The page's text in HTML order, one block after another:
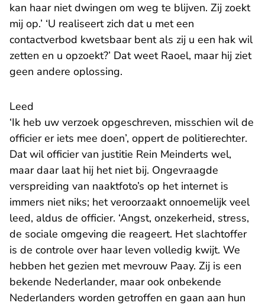
kan haar niet dwingen om weg te blijven. Zij zoekt
mij op.’ ‘U realiseert zich dat u met een
contactverbod kwetsbaar bent als zij u een hak wil
zetten en u opzoekt?’ Dat weet Raoel, maar hij ziet
geen andere oplossing.
Leed
‘Ik heb uw verzoek opgeschreven, misschien wil de
officier er iets mee doen’, oppert de politierechter.
Dat wil officier van justitie Rein Meinderts wel,
maar daar laat hij het niet bij. Ongevraagde
verspreiding van naaktfoto’s op het internet is
immers niet niks; het veroorzaakt onnoemelijk veel
leed, aldus de officier. ‘Angst, onzekerheid, stress,
de sociale omgeving die reageert. Het slachtoffer
is de controle over haar leven volledig kwijt. We
hebben het gezien met mevrouw Paay. Zij is een
bekende Nederlander, maar ook onbekende
Nederlanders worden getroffen en gaan aan hun